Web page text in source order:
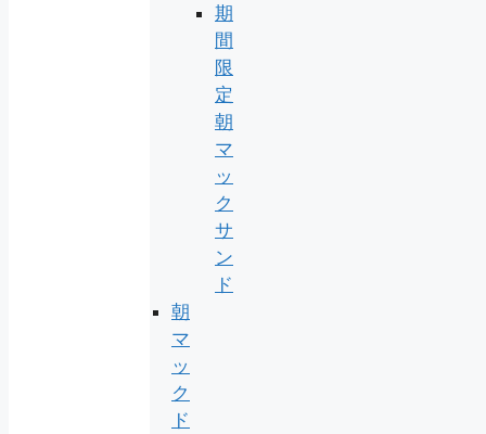
期
間
限
定
朝
マ
ッ
ク
サ
ン
ド
朝
マ
ッ
ク
ド